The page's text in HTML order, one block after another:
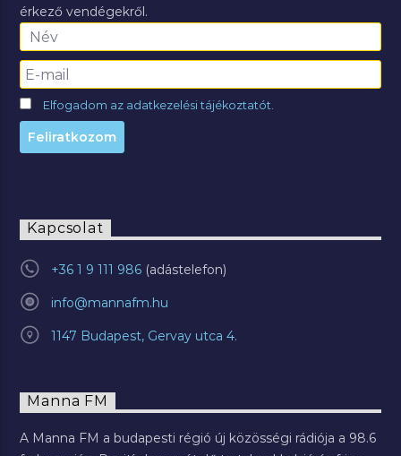
érkező vendégekről.
Elfogadom az adatkezelési tájékoztatót.
Kapcsolat
+36 1 9 111 986
info@mannafm.hu
1147 Budapest, Gervay utca 4.
Manna FM
A Manna FM a budapesti régió új közösségi rádiója a 98.6